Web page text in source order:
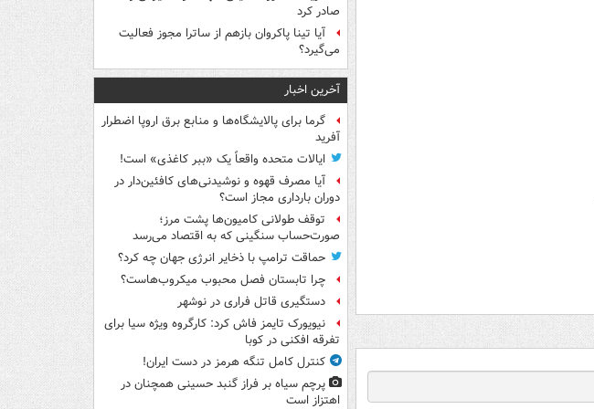
صادر کرد
آیا تینا پاکروان بازهم از ساترا مجوز فعالیت
می‌گیرد؟
آخرین اخبار
گرما برای پالایشگاه‌ها و منابع برق اروپا اضطرار
آفرید
ایالات متحده واقعاً یک «ببر کاغذی» است!
آیا مصرف قهوه و نوشیدنی‌های کافئین‌دار در
دوران بارداری مجاز است؟
توقف طولانی کامیون‌ها پشت مرز؛
صورت‌حساب سنگینی که به اقتصاد می‌رسد
حماقت ترامپ با ذخایر انرژی جهان چه کرد؟
چرا تابستان فصل محبوب میکروب‌هاست؟
دستگیری قاتل فراری در نوشهر
نیویورک تایمز فاش کرد: کارگروه ویژه سیا برای
تفرقه افکنی در کوبا
کنترل کامل تنگه هرمز در دست ایران!
پرچم سیاه بر فراز گنبد حسینی همچنان در
اهتزاز است